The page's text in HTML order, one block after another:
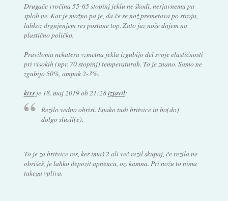
Drugače vročina 55-65 stopinj jeklu ne škodi, nerjavnemu pa
sploh ne. Kar je možno pa je, da če se nož premetava po stroju,
lahkoz drgnjenjem res postane top. Zato jaz nože dajem na
plastično poličko.
Praviloma nekatera vzmetna jekla izgubijo del svoje elastičnosti
pri visokih (npr. 70 stopinj) temperaturah. To je znano. Samo ne
zgubijo 50%, ampak 2-3%.
kixsje 18. maj 2019 ob 21:28izjavil:
Rezilo vedno obrisi. Enako tudi britvice in bo(do)
dolgo sluzil(e).
To je za britvice res, ker imaš 2 ali več rezil skupaj, če rezila ne
obrišeš, je lahko depozit apnenca, oz. kamna. Pri nožu to nima
takega vpliva.